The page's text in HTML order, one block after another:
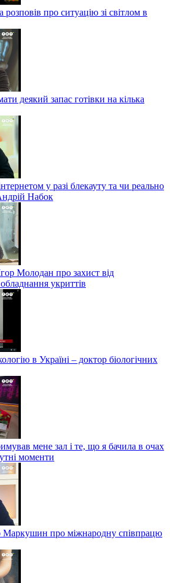
про ситуацію зі світлом в
деякий запас готівки на кілька
у разі блекауту та чи реально
Набок
Молодан про захист від
укриттів
в Україні – доктор біологічних
мене зал і те, що я бачила в очах
моменти
Маркушин про міжнародну співпрацю